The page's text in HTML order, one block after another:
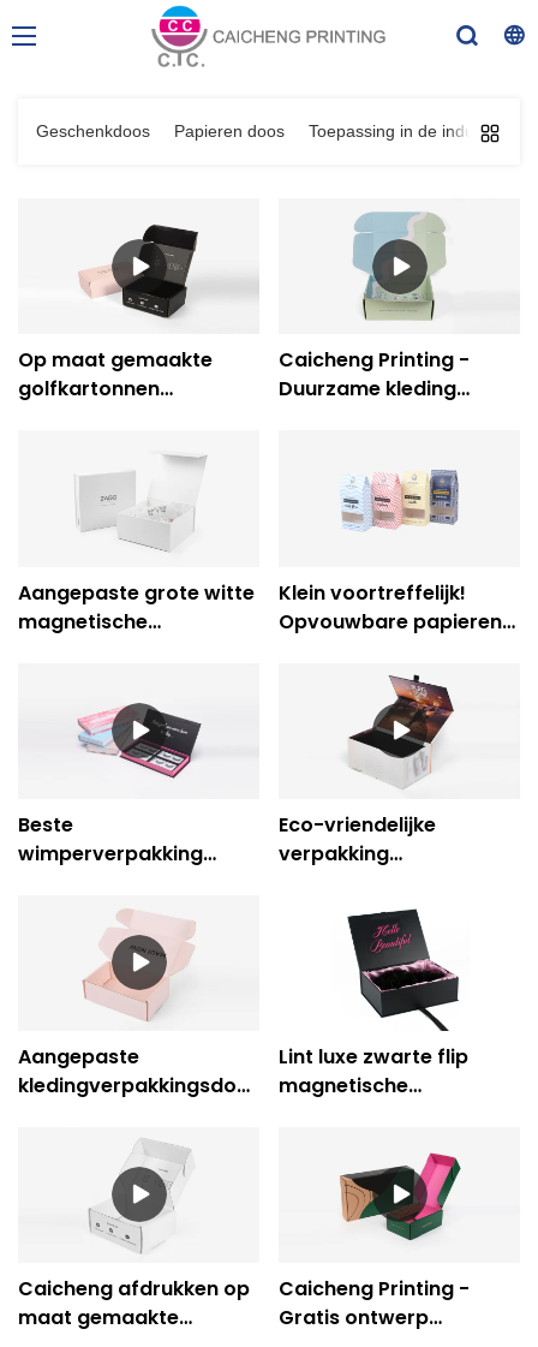
Geschenkdoos Papieren doos Toepassing in de industrie
Op maat gemaakte
golfkartonnen
elektronica
Caicheng Printing -
Duurzame kleding
Verzending
Geschenklevering
Golfkartonnen doos
Aangepaste grote witte
magnetische
geschenkdozen
Klein voortreffelijk!
Opvouwbare papieren
Snoepkartonnen doos
Beste
wimperverpakking
geschenkdoos met
PVC-venster Cosmetic
Box Company -
Caicheng Printing
Eco-vriendelijke
verpakking
magnetische
geschenkdoos-
Caicheng afdrukken
Aangepaste
kledingverpakkingsdozen
papieren verpakking
Lint luxe zwarte flip
magnetische
pruikverpakking
Caicheng afdrukken op
maat gemaakte
Caicheng Printing -
Gratis ontwerp